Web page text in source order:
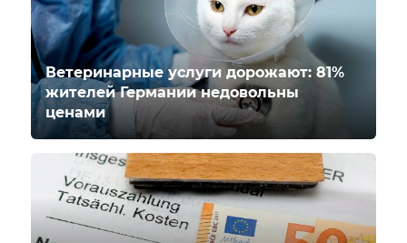
Ветеринарные услуги дорожают: 81%
жителей Германии недовольны
ценами